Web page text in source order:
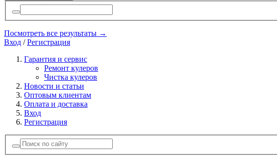
Посмотреть все результаты →
Вход /Регистрация
Гарантия и сервис
Ремонт кулеров
Чистка кулеров
Новости и статьи
Оптовым клиентам
Оплата и доставка
Вход
Регистрация